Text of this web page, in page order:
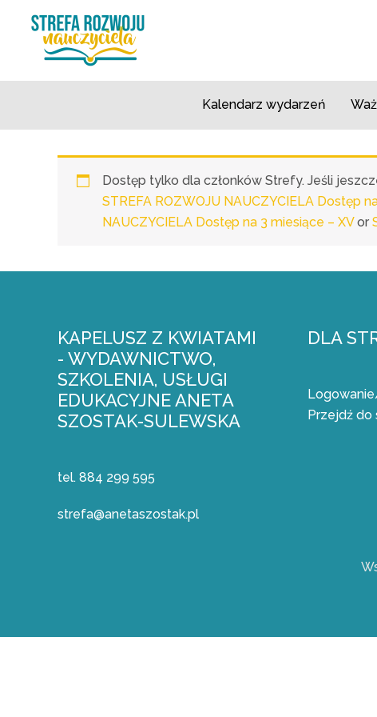
Kalendarz wydarzeń
Dostęp tylko dla członków Strefy. Jeśli
STREFA ROZWOJU NAUCZYCIELA Dostęp
NAUCZYCIELA Dostęp na 3 miesiące – XVor
KAPELUSZ Z KWIATAMI
- WYDAWNICTWO,
SZKOLENIA, USŁUGI
EDUKACYJNE ANETA
SZOSTAK-SULEWSKA
tel. 884 299 595
strefa@anetaszostak.pl
DLA
Przejdź do